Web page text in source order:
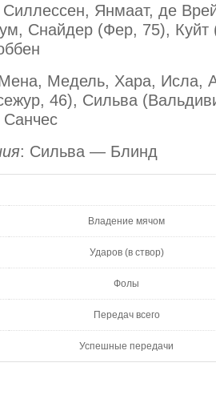
Силлессен, Янмаат, де
Снайдер (Фер, 75), Куйт
Медель, Хара, Исла,
46), Сильва
: Сильва — Блинд
Владение мячом
Ударов (в створ)
Фолы
Передач всего
Успешные передачи